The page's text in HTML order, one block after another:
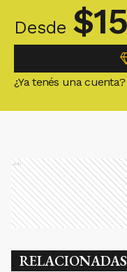
Desde $
¿Ya tenés una cuenta?
Ads
RELACIONADAS